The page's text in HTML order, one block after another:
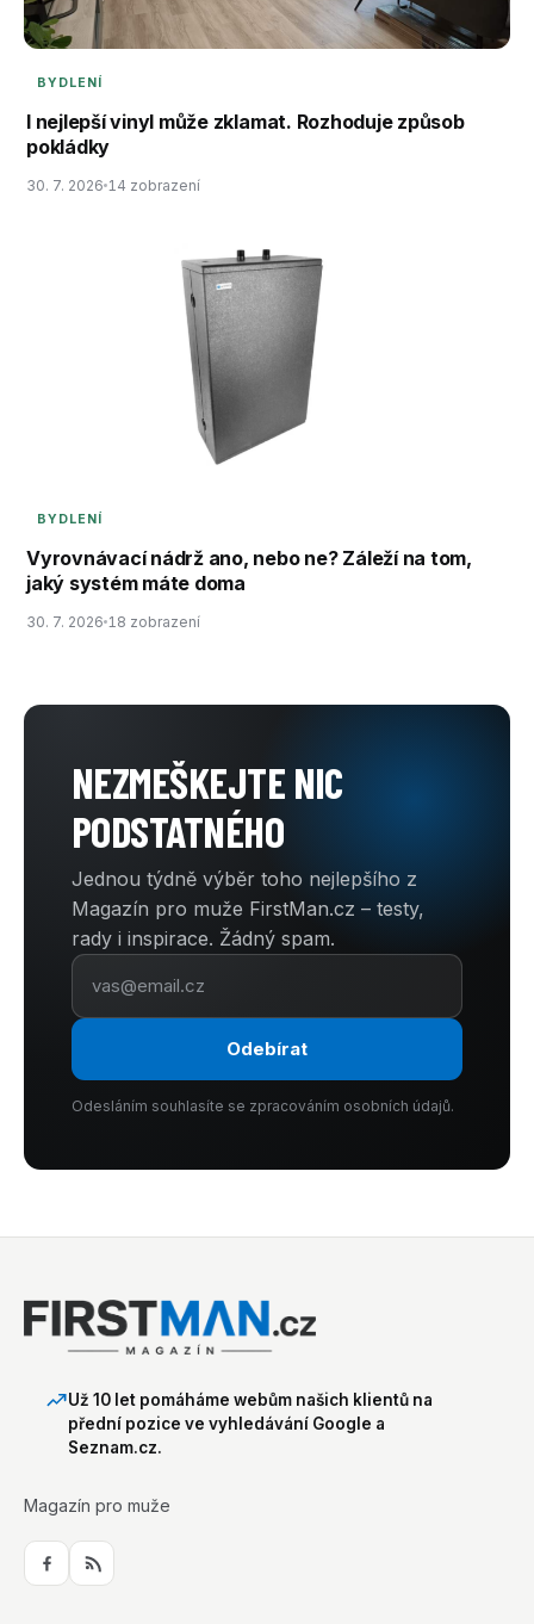
BYDLENÍ
I nejlepší vinyl může zklamat. Rozhoduje způsob
pokládky
30. 7. 2026 14 zobrazení
BYDLENÍ
Vyrovnávací nádrž ano, nebo ne? Záleží na tom,
jaký systém máte doma
30. 7. 2026 18 zobrazení
NEZMEŠKEJTE NIC
PODSTATNÉHO
Jednou týdně výběr toho nejlepšího z
Magazín pro muže FirstMan.cz – testy,
rady i inspirace. Žádný spam.
Odebírat
Odesláním souhlasíte se zpracováním osobních údajů.
Už 10 let pomáháme webům našich klientů na
přední pozice ve vyhledávání Google a
Seznam.cz.
Magazín pro muže